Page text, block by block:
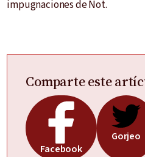
impugnaciones de Not.
Comparte este
Facebook
Gorjeo